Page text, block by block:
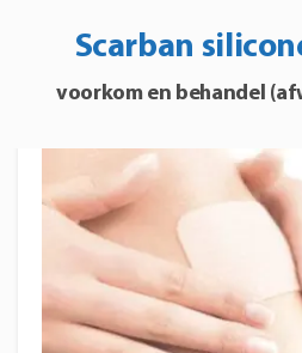
Scarban
voorkom en behandel